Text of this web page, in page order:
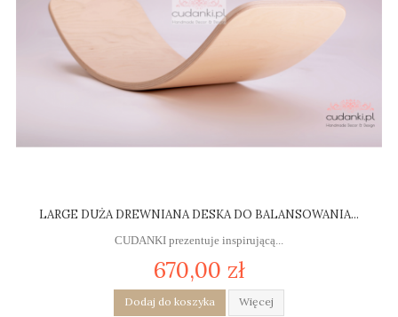
LARGE DUŻA DREWNIANA DESKA DO BALANSOWANIA...
CUDANKI prezentuje inspirującą...
670,00 zł
Dodaj do koszyka Więcej